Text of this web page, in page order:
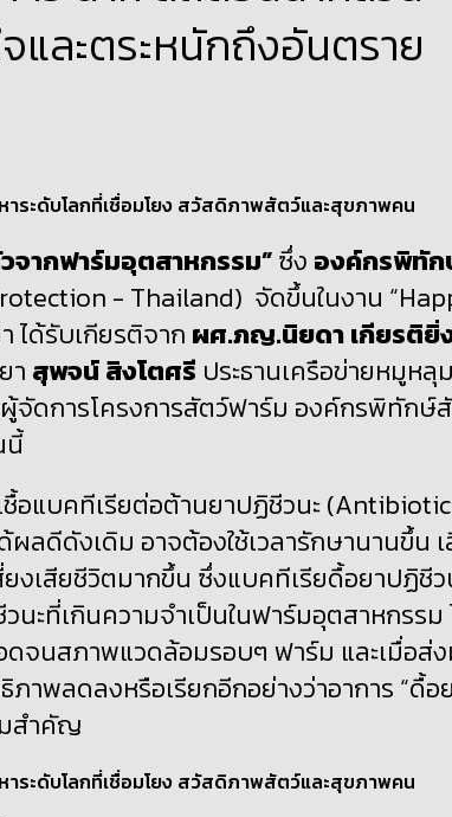
และตระหนักถึงอันตราย
จากฟาร์มอุตสาหกรรม”ซึ่ง องค์กรพิทั
- Thailand) จัดขึ้นในงาน “
ได้รับเกียรติจาก ผศ.ภญ.นิยดา เกียรติยิ่
า สุพจน์ สิงโตศรี ประธานเครือข่ายหมูหลุ
ผู้จัดการโครงการสัตว์ฟาร์ม องค์กรพิทักษ์
นี้
ชื้อแบคทีเรียต่อต้านยาปฏิชีวนะ (Antibiotic
ผลดีดังเดิม อาจต้องใช้เวลารักษานานขึ้น
งเสียชีวิตมากขึ้น ซึ่งแบคทีเรียดื้อยาปฏิชีว
นะที่เกินความจำเป็นในฟาร์มอุตสาหกรรม
ดจนสภาพแวดล้อมรอบๆ ฟาร์ม และเมื่อส่
าพลดลงหรือเรียกอีกอย่างว่าอาการ “ดื้อ
สำคัญ